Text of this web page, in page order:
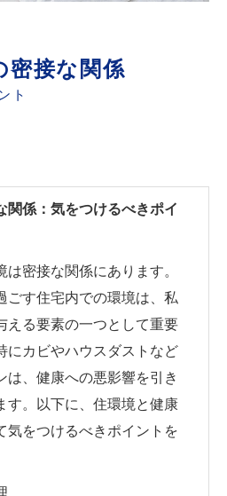
密接な関係
ト
関係：気をつけるべきポイ
密接な関係にあります。
ごす住宅内での環境は、私
える要素の一つとして重要
にカビやハウスダストなど
は、健康への悪影響を引き
す。以下に、住環境と健康
気をつけるべきポイントを